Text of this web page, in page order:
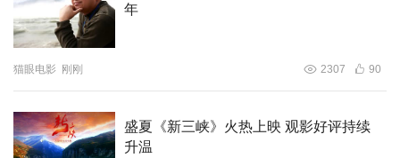
自1994年起，杨书华导演便开始纪录拍摄三峡库区移民生
活，先后制作了《大江东去》、《大江作证》、《三峡移
民》、《三峡船工》等国内外颇具影响力的纪录片。
年
猫眼电影 刚刚 2307 90
盛夏《新三峡》火热上映 观影好评持续
升温